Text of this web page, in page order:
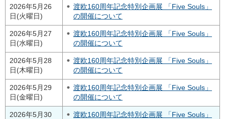
2026年5月26
日(火曜日)
渡欧160周年記念特別企画展 「Five Souls」
の開催について
2026年5月27
日(水曜日)
渡欧160周年記念特別企画展 「Five Souls」
の開催について
2026年5月28
日(木曜日)
渡欧160周年記念特別企画展 「Five Souls」
の開催について
2026年5月29
日(金曜日)
渡欧160周年記念特別企画展 「Five Souls」
の開催について
2026年5月30
渡欧160周年記念特別企画展 「Five Souls」